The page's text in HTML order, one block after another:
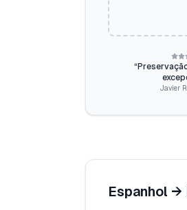
“
Javier R.
Espanhol →